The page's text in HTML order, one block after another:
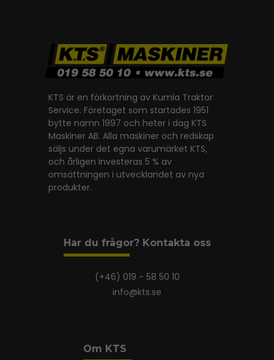
KTS är en förkortning av Kumla Traktor
Service. Företaget som startades 1951
bytte namn 1997 och heter i dag KTS
Maskiner AB. Alla maskiner och redskap
säljs under det egna varumärket KTS,
och årligen investeras 5 % av
omsättningen i utvecklandet av nya
produkter.
Har du frågor? Kontakta oss
(+46) 019 - 58 50 10
info@kts.se
Om KTS